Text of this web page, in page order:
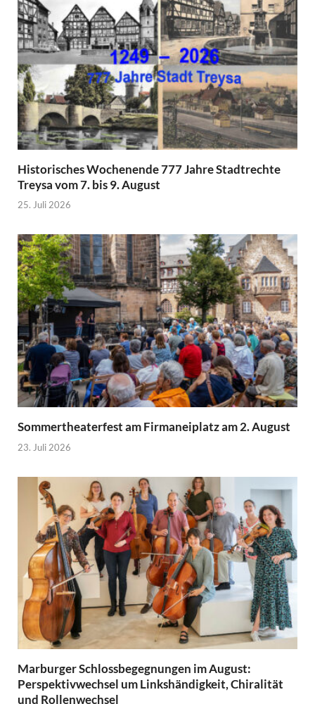
Historisches Wochenende 777 Jahre Stadtrechte
Treysa vom 7. bis 9. August
25. Juli 2026
Sommertheaterfest am Firmaneiplatz am 2. August
23. Juli 2026
Marburger Schlossbegegnungen im August:
Perspektivwechsel um Linkshändigkeit, Chiralität
und Rollenwechsel